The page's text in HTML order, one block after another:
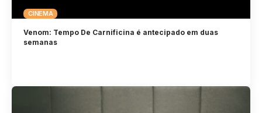
CINEMA
Venom: Tempo De Carnificina é antecipado em duas
semanas